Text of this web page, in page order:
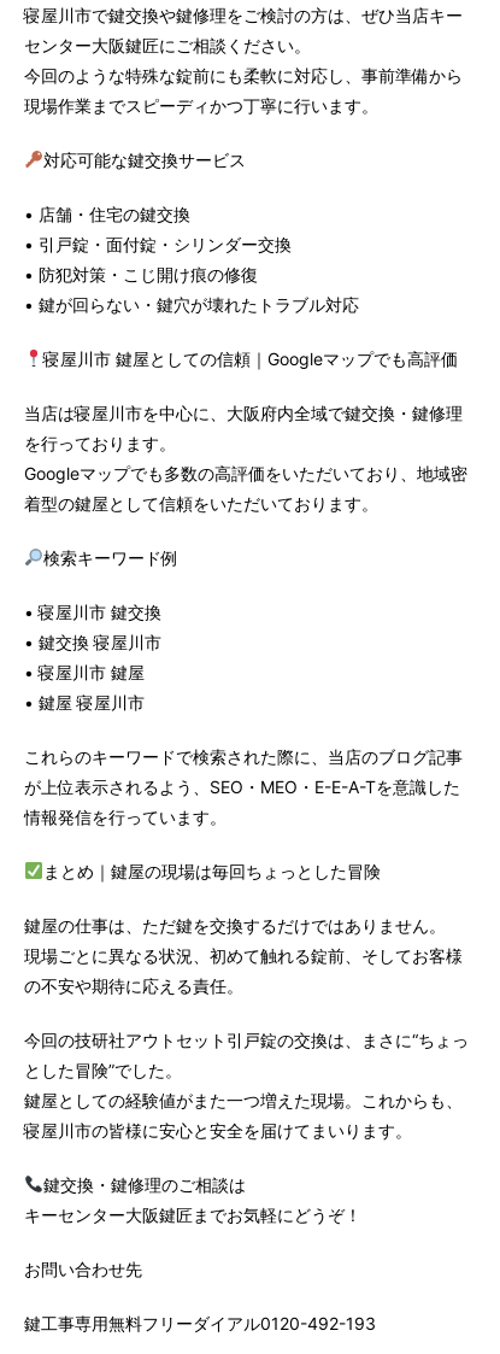
寝屋川市で鍵交換や鍵修理をご検討の方は、ぜひ当店キー
センター大阪鍵匠にご相談ください。
今回のような特殊な錠前にも柔軟に対応し、事前準備から
現場作業までスピーディかつ丁寧に行います。
対応可能な鍵交換サービス
• 店舗・住宅の鍵交換
• 引戸錠・面付錠・シリンダー交換
• 防犯対策・こじ開け痕の修復
• 鍵が回らない・鍵穴が壊れたトラブル対応
寝屋川市 鍵屋としての信頼｜Googleマップでも高評価
当店は寝屋川市を中心に、大阪府内全域で鍵交換・鍵修理
を行っております。
Googleマップでも多数の高評価をいただいており、地域密
着型の鍵屋として信頼をいただいております。
検索キーワード例
• 寝屋川市 鍵交換
• 鍵交換 寝屋川市
• 寝屋川市 鍵屋
• 鍵屋 寝屋川市
これらのキーワードで検索された際に、当店のブログ記事
が上位表示されるよう、SEO・MEO・E-E-A-Tを意識した
情報発信を行っています。
まとめ｜鍵屋の現場は毎回ちょっとした冒険
鍵屋の仕事は、ただ鍵を交換するだけではありません。
現場ごとに異なる状況、初めて触れる錠前、そしてお客様
の不安や期待に応える責任。
今回の技研社アウトセット引戸錠の交換は、まさに“ちょっ
とした冒険”でした。
鍵屋としての経験値がまた一つ増えた現場。これからも、
寝屋川市の皆様に安心と安全を届けてまいります。
鍵交換・鍵修理のご相談は
キーセンター大阪鍵匠までお気軽にどうぞ！
お問い合わせ先
鍵工事専用無料フリーダイアル0120-492-193